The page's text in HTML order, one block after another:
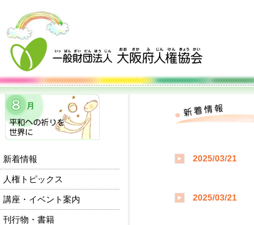
新着情報
人権トピックス
講座・イベント案内
刊行物・書籍
2025/03/21
2025/03/21